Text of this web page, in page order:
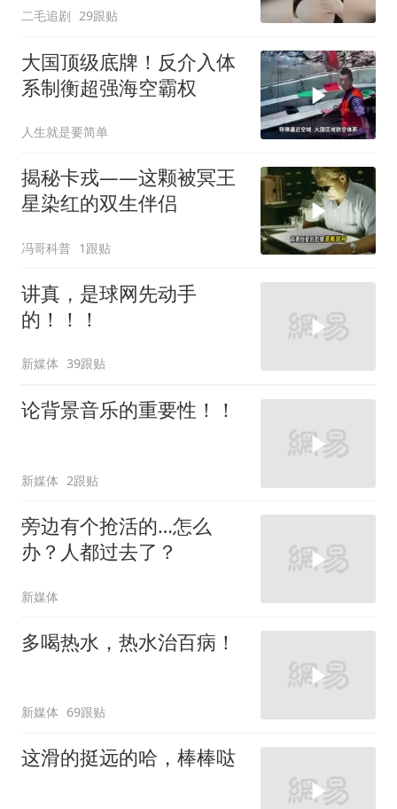
二毛追剧 29跟贴
大国顶级底牌！反介入体
系制衡超强海空霸权
人生就是要简单
揭秘卡戎——这颗被冥王
星染红的双生伴侣
冯哥科普 1跟贴
讲真，是球网先动手
的！！！
新媒体 39跟贴
论背景音乐的重要性！！
新媒体 2跟贴
旁边有个抢活的…怎么
办？人都过去了？
新媒体
多喝热水，热水治百病！
新媒体 69跟贴
这滑的挺远的哈，棒棒哒